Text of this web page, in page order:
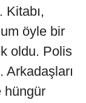
Kitabı,
öyle bir
oldu. Polis
hüngür